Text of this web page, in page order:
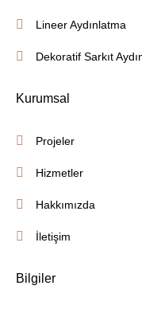
Lineer Aydınlatma
Dekoratif Sarkıt
Kurumsal
Projeler
Hizmetler
Hakkımızda
İletişim
Bilgiler